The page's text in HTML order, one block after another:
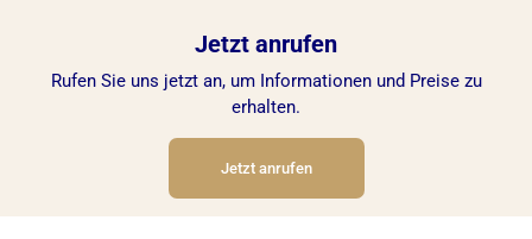
Jetzt anrufen
Rufen Sie uns jetzt an, um Informationen und Preise zu
erhalten.
Jetzt anrufen